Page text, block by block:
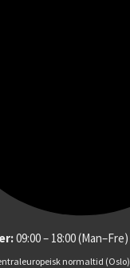
09:00 – 18:00 (Man–Fre)
normaltid (Oslo)